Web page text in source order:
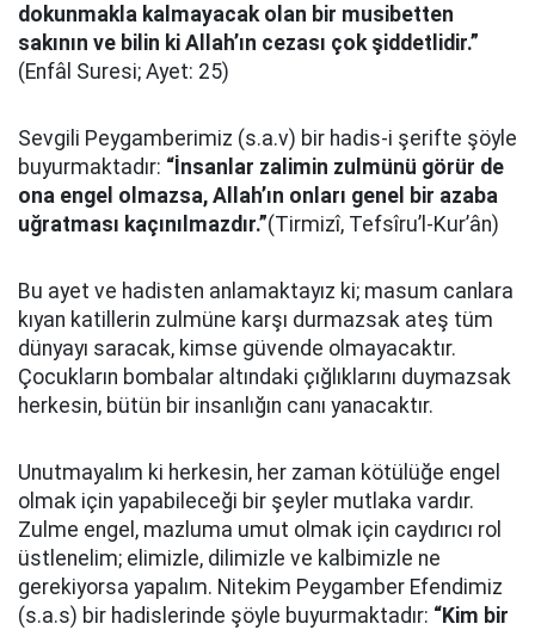
dokunmakla kalmayacak olan bir musibetten
sakının ve bilin ki Allah’ın cezası çok şiddetlidir.”
(Enfâl Suresi; Ayet: 25)
Sevgili Peygamberimiz (s.a.v) bir hadis-i şerifte şöyle
buyurmaktadır: “İnsanlar zalimin zulmünü görür de
ona engel olmazsa, Allah’ın onları genel bir azaba
uğratması kaçınılmazdır.”(Tirmizî, Tefsîru’l-Kur’ân)
Bu ayet ve hadisten anlamaktayız ki; masum canlara
kıyan katillerin zulmüne karşı durmazsak ateş tüm
dünyayı saracak, kimse güvende olmayacaktır.
Çocukların bombalar altındaki çığlıklarını duymazsak
herkesin, bütün bir insanlığın canı yanacaktır.
Unutmayalım ki herkesin, her zaman kötülüğe engel
olmak için yapabileceği bir şeyler mutlaka vardır.
Zulme engel, mazluma umut olmak için caydırıcı rol
üstlenelim; elimizle, dilimizle ve kalbimizle ne
gerekiyorsa yapalım. Nitekim Peygamber Efendimiz
(s.a.s) bir hadislerinde şöyle buyurmaktadır: “Kim bir